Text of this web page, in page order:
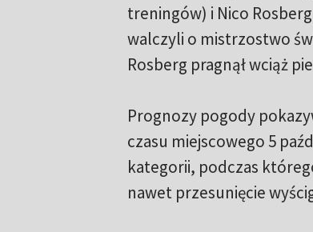
treningów) i Nico
walczyli o mistrzostwo
Rosberg pragnął wciąż
Prognozy pogody
czasu miejscowego 5
kategorii, podczas
nawet przesunięcie